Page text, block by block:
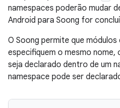
namespaces poderão mudar
Android para Soong for
O Soong permite que
especifiquem o mesmo
seja declarado dentro de um
namespace pode ser